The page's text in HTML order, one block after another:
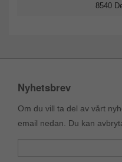
8540
Nyhetsbrev
Om du vill ta del av vårt
email nedan. Du kan